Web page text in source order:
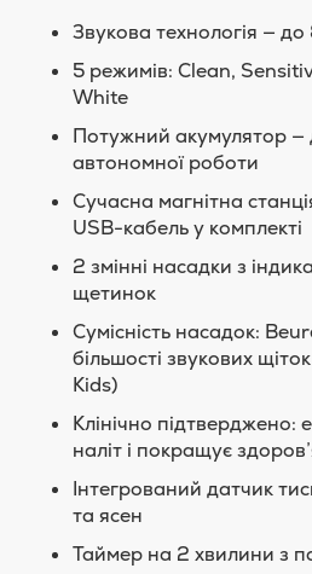
Звукова технологія —
5 режимів: Clean,
White
Потужний акумулятор —
автономної роботи
Сучасна магнітна
USB-кабель у комплекті
2 змінні насадки з
щетинок
Сумісність насадок:
більшості звукових
Kids)
Клінічно підтверджено:
наліт і покращує
Інтегрований датчик
та ясен
Таймер на 2 хвилини з